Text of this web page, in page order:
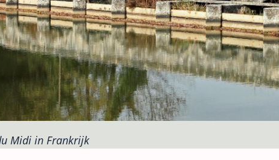
Midi in Frankrijk